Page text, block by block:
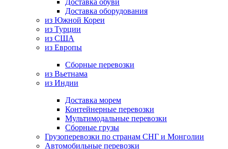
Доставка обуви
Доставка оборудования
из Южной Кореи
из Турции
из США
из Европы
Сборные перевозки
из Вьетнама
из Индии
Доставка морем
Контейнерные перевозки
Мультимодальные перевозки
Сборные грузы
Грузоперевозки по странам СНГ и Монголии
Автомобильные перевозки